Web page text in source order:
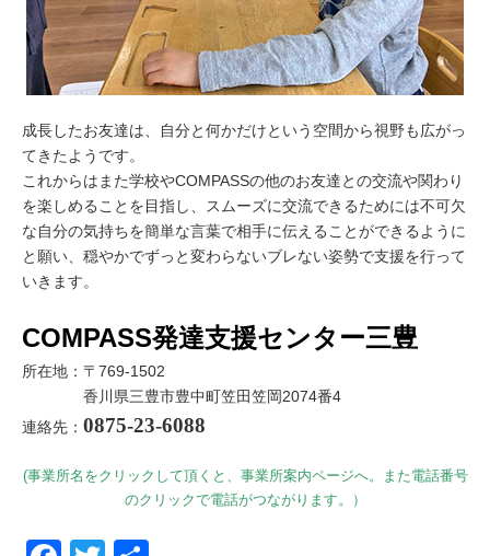
成長したお友達は、自分と何かだけという空間から視野も広がっ
てきたようです。
これからはまた学校やCOMPASSの他のお友達との交流や関わり
を楽しめることを目指し、スムーズに交流できるためには不可欠
な自分の気持ちを簡単な言葉で相手に伝えることができるように
と願い、穏やかでずっと変わらないブレない姿勢で支援を行って
いきます。
COMPASS発達支援センター三豊
所在地：〒769-1502
香川県三豊市豊中町笠田笠岡2074番4
連絡先： 0875-23-6088
(事業所名をクリックして頂くと、事業所案内ページへ。また電話番号
のクリックで電話がつながります。）
FacebookTwitter